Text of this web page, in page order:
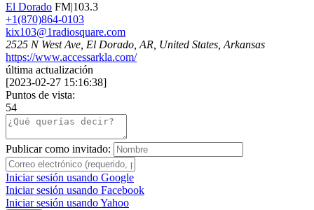
El Dorado FM|103.3
+1(870)864-0103
kix103@1radiosquare.com
2525 N West Ave, El Dorado, AR, United States, Arkansas
https://www.accessarkla.com/
última actualización
[2023-02-27 15:16:38]
Puntos de vista:
54
Publicar como invitado:
Iniciar sesión usando Google
Iniciar sesión usando Facebook
Iniciar sesión usando Yahoo